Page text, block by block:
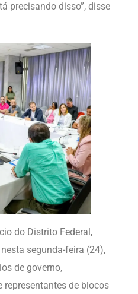
precisando disso”, disse
do Distrito Federal,
segunda-feira (24),
de governo,
de blocos